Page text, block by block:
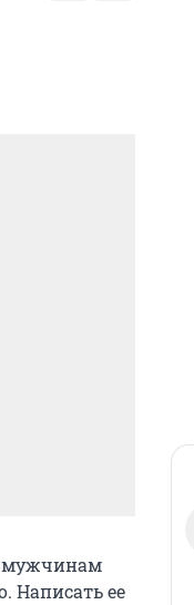
мужчинам
Написать ее